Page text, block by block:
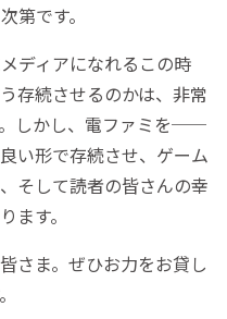
第です。
ディアになれるこの時
存続させるのかは、非常
しかし、電ファミを──
い形で存続させ、ゲーム
そして読者の皆さんの幸
ます。
さま。ぜひお力をお貸し